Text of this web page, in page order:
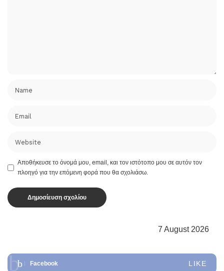
Αποθήκευσε το όνομά μου, email, και τον ιστότοπο μου σε αυτόν τον
πλοηγό για την επόμενη φορά που θα σχολιάσω.
7 August 2026
Facebook LIKE